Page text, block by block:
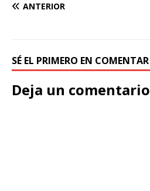
ANTERIOR
SÉ EL PRIMERO EN COMENTAR
Deja un comentario